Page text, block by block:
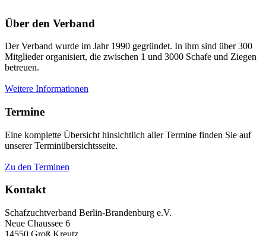
Über den Verband
Der Verband wurde im Jahr 1990 gegründet. In ihm sind über 300
Mitglieder organisiert, die zwischen 1 und 3000 Schafe und Ziegen
betreuen.
Weitere Informationen
Termine
Eine komplette Übersicht hinsichtlich aller Termine finden Sie auf
unserer Terminübersichtsseite.
Zu den Terminen
Kontakt
Schafzuchtverband Berlin-Brandenburg e.V.
Neue Chaussee 6